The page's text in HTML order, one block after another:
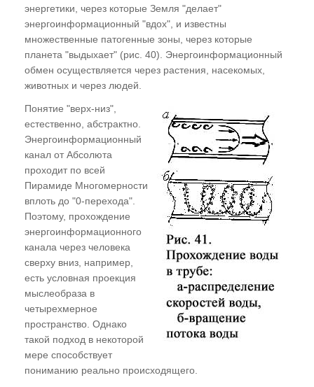
Эзотерика и магия. Многомерная градация
Понятия "судьба" и "карма". Основной закон
Мироздания - "Неприкосновенность Воли"
Кто придумал гадания? Гадания и
ГЛАВА ШЕСТАЯ
"Техника безопасности" в эзотерике.
Основные принципы
Отождествление
Точная адресность мыслеформы
Закон Сохранения
Необходимость и достаточность
Принцип "неперсонификации"
Отвыкайте от "хватательных рефлексов",
или Правило "свободной руки"
Куда девать астральный мусор?
энергетики, через которые Земля "делает"
энергоинформационный "вдох", и известны
множественные патогенные зоны, через которые
планета "выдыхает" (рис. 40). Энергоинформационный
обмен осуществляется через растения, насекомых,
животных и через людей.
Понятие "верх-низ",
естественно, абстрактно.
Энергоинформационный
канал от Абсолюта
проходит по всей
Пирамиде Многомерности
вплоть до "0-перехода".
Поэтому, прохождение
энергоинформационного
канала через человека
сверху вниз, например,
есть условная проекция
мыслеобраза в
четырехмерное
пространство. Однако
такой подход в некоторой
мере способствует
пониманию реально происходящего.